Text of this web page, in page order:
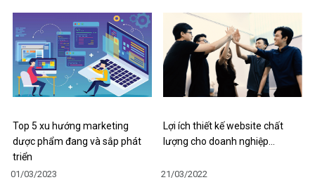
Top 5 xu hướng marketing
dược phẩm đang và sắp phát
triển
01/03/2023
Lợi ích thiết kế website chất
lượng cho doanh nghiệp…
21/03/2022